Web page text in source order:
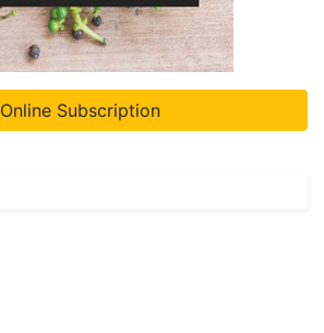
Online Subscription